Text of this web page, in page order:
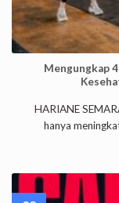
Mengungkap
HARIANE
hanya